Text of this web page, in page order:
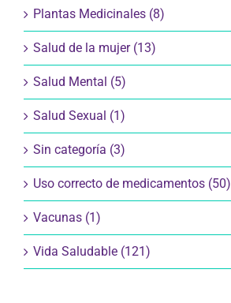
Plantas Medicinales (8)
Salud de la mujer (13)
Salud Mental (5)
Salud Sexual (1)
Sin categoría (3)
Uso correcto de medicamentos (50)
Vacunas (1)
Vida Saludable (121)